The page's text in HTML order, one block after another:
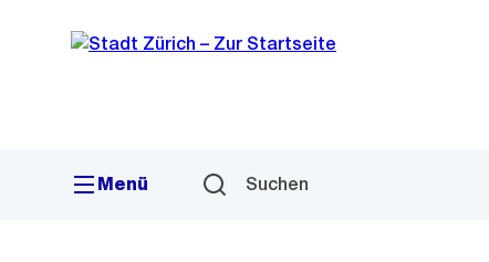
Navigation
Sprunglink
Menü Suchen